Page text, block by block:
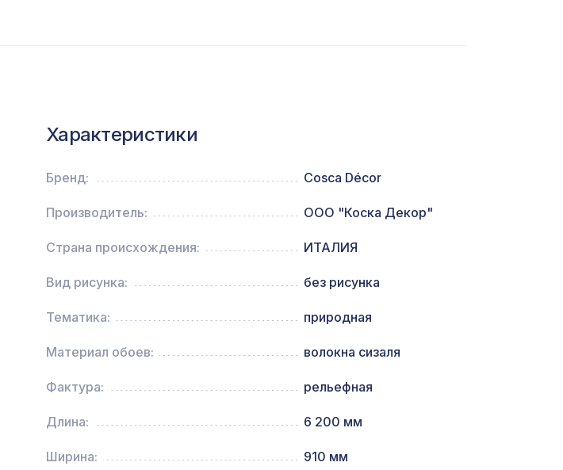
панель ГОТИКА, 1000х680мм,
FRESA, рамка 900х600мм,
белый
2870 ₽
потолочная плита РОМАНИКО
ХДФ, дуб
385 ₽
панель КВАДРО 11-45,
ХДФ, ольха
1131 ₽
потолочная плита РОМАНИКО
ХДФ, ольха
Характеристики
Бренд: Cosca Décor
Производитель: ООО "Коска Декор"
Страна происхождения: ИТАЛИЯ
Вид рисунка: без рисунка
Тематика: природная
Материал обоев: волокна сизаля
Фактура: рельефная
Длина: 6 200 мм
Ширина: 910 мм